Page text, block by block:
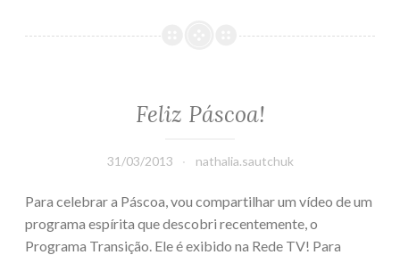
Passagem
Feliz Páscoa!
31/03/2013 nathalia.sautchuk
Para celebrar a Páscoa, vou compartilhar um vídeo de um
programa espírita que descobri recentemente, o
Programa Transição. Ele é exibido na Rede TV! Para